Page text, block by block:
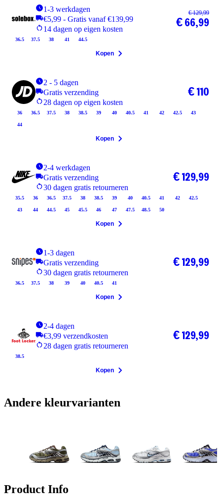
1-3 werkdagen
€5,99 - Gratis vanaf €139,99
14 dagen op eigen kosten
36.5 37.5 38 41 44.5
€ 129,99
€ 66,99
Kopen
2 - 5 dagen
Gratis verzending
28 dagen op eigen kosten
36 36.5 37.5 38 38.5 39 40 40.5 41 42 42.5 43
44
€ 110
Kopen
2-4 werkdagen
Gratis verzending
30 dagen gratis retourneren
35.5 36 36.5 37.5 38 38.5 39 40 40.5 41 42 42.5
43 44 44.5 45 45.5 46 47 47.5 48.5 50
€ 129,99
Kopen
1-3 dagen
Gratis verzending
30 dagen gratis retourneren
36.5 37.5 38 39 40 40.5 41
€ 129,99
Kopen
2-4 dagen
€3,99 verzendkosten
28 dagen gratis retourneren
38.5
€ 129,99
Kopen
Andere kleurvarianten
Product Info